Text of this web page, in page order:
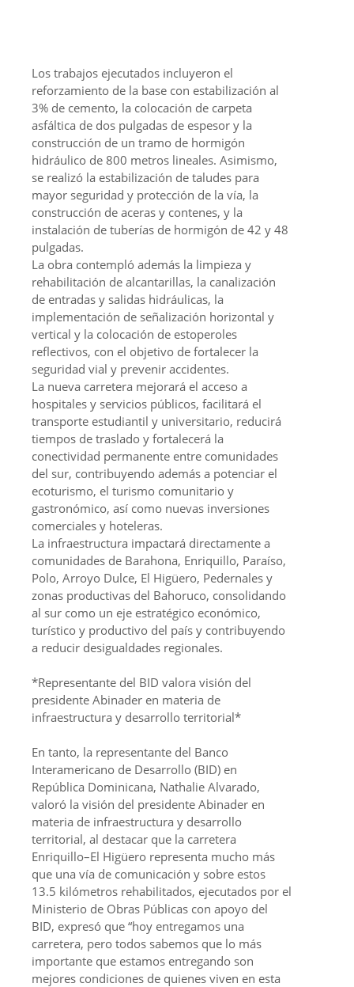
Los trabajos ejecutados incluyeron el
reforzamiento de la base con estabilización al
3% de cemento, la colocación de carpeta
asfáltica de dos pulgadas de espesor y la
construcción de un tramo de hormigón
hidráulico de 800 metros lineales. Asimismo,
se realizó la estabilización de taludes para
mayor seguridad y protección de la vía, la
construcción de aceras y contenes, y la
instalación de tuberías de hormigón de 42 y 48
pulgadas.
La obra contempló además la limpieza y
rehabilitación de alcantarillas, la canalización
de entradas y salidas hidráulicas, la
implementación de señalización horizontal y
vertical y la colocación de estoperoles
reflectivos, con el objetivo de fortalecer la
seguridad vial y prevenir accidentes.
La nueva carretera mejorará el acceso a
hospitales y servicios públicos, facilitará el
transporte estudiantil y universitario, reducirá
tiempos de traslado y fortalecerá la
conectividad permanente entre comunidades
del sur, contribuyendo además a potenciar el
ecoturismo, el turismo comunitario y
gastronómico, así como nuevas inversiones
comerciales y hoteleras.
La infraestructura impactará directamente a
comunidades de Barahona, Enriquillo, Paraíso,
Polo, Arroyo Dulce, El Higüero, Pedernales y
zonas productivas del Bahoruco, consolidando
al sur como un eje estratégico económico,
turístico y productivo del país y contribuyendo
a reducir desigualdades regionales.
*Representante del BID valora visión del
presidente Abinader en materia de
infraestructura y desarrollo territorial*
En tanto, la representante del Banco
Interamericano de Desarrollo (BID) en
República Dominicana, Nathalie Alvarado,
valoró la visión del presidente Abinader en
materia de infraestructura y desarrollo
territorial, al destacar que la carretera
Enriquillo–El Higüero representa mucho más
que una vía de comunicación y sobre estos
13.5 kilómetros rehabilitados, ejecutados por el
Ministerio de Obras Públicas con apoyo del
BID, expresó que “hoy entregamos una
carretera, pero todos sabemos que lo más
importante que estamos entregando son
mejores condiciones de quienes viven en esta